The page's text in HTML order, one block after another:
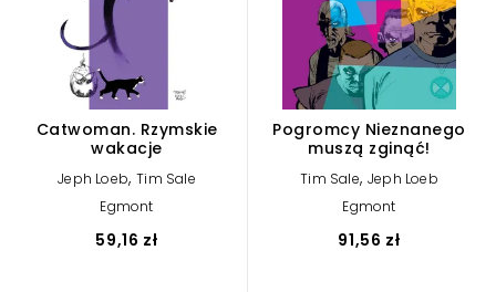
Catwoman. Rzymskie
wakacje
Jeph Loeb,Tim Sale
Egmont
59,16 zł
Pogromcy Nieznanego
muszą zginąć!
Tim Sale, Jeph Loeb
Egmont
91,56 zł